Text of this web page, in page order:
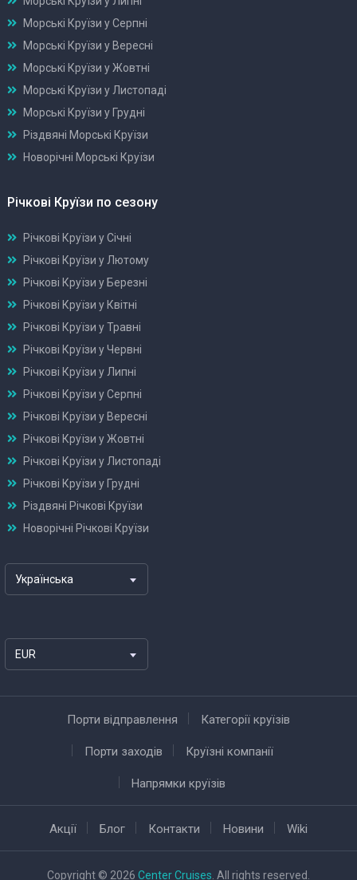
Морські Круїзи у Серпні
Морські Круїзи у Вересні
Морські Круїзи у Жовтні
Морські Круїзи у Листопаді
Морські Круїзи у Грудні
Різдвяні Морські Круїзи
Новорічні Морські Круїзи
Річкові Круїзи по сезону
Річкові Круїзи у Січні
Річкові Круїзи у Лютому
Річкові Круїзи у Березні
Річкові Круїзи у Квітні
Річкові Круїзи у Травні
Річкові Круїзи у Червні
Річкові Круїзи у Липні
Річкові Круїзи у Серпні
Річкові Круїзи у Вересні
Річкові Круїзи у Жовтні
Річкові Круїзи у Листопаді
Річкові Круїзи у Грудні
Різдвяні Річкові Круїзи
Новорічні Річкові Круїзи
Українська
EUR
Порти відправлення Категорії круїзів
Порти заходів Круїзні компанії
Напрямки круїзів
Акції Блог Контакти Новини Wiki
Copyright © 2026 Center Cruises . All rights reserved.